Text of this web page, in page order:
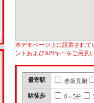
本デモページ上に設置されて
ントおよびAPIキーをご用意
最寄駅 赤坂見附
駅徒歩 0～5分